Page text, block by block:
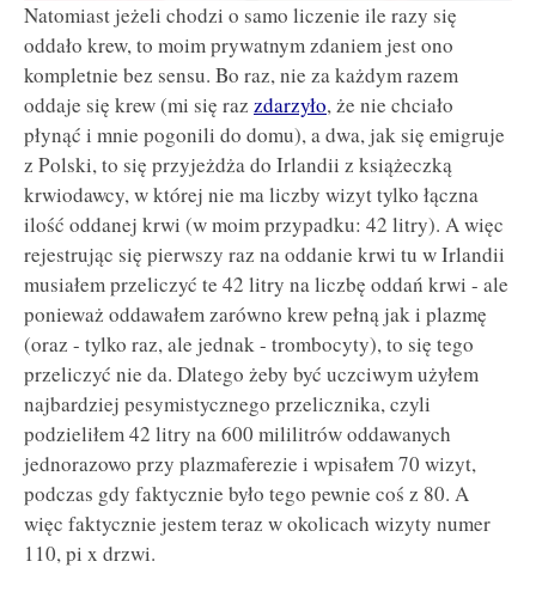
Natomiast jeżeli chodzi o samo liczenie ile razy się
oddało krew, to moim prywatnym zdaniem jest ono
kompletnie bez sensu. Bo raz, nie za każdym razem
oddaje się krew (mi się raz zdarzyło, że nie chciało
płynąć i mnie pogonili do domu), a dwa, jak się emigruje
z Polski, to się przyjeżdża do Irlandii z książeczką
krwiodawcy, w której nie ma liczby wizyt tylko łączna
ilość oddanej krwi (w moim przypadku: 42 litry). A więc
rejestrując się pierwszy raz na oddanie krwi tu w Irlandii
musiałem przeliczyć te 42 litry na liczbę oddań krwi - ale
ponieważ oddawałem zarówno krew pełną jak i plazmę
(oraz - tylko raz, ale jednak - trombocyty), to się tego
przeliczyć nie da. Dlatego żeby być uczciwym użyłem
najbardziej pesymistycznego przelicznika, czyli
podzieliłem 42 litry na 600 mililitrów oddawanych
jednorazowo przy plazmaferezie i wpisałem 70 wizyt,
podczas gdy faktycznie było tego pewnie coś z 80. A
więc faktycznie jestem teraz w okolicach wizyty numer
110, pi x drzwi.